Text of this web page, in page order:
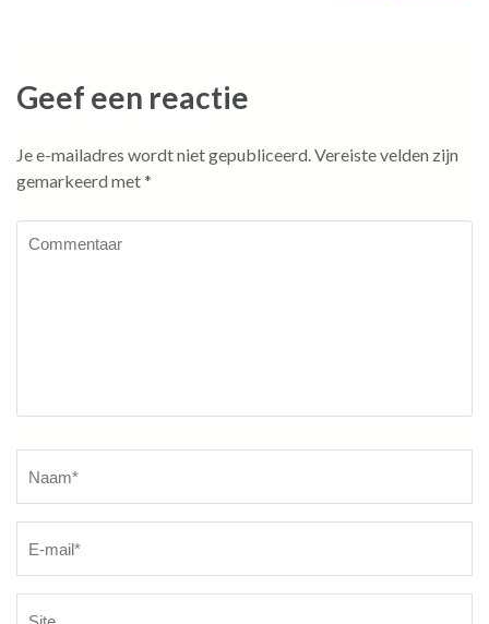
Geef een reactie
Je e-mailadres wordt niet gepubliceerd.Vereiste velden zijn
gemarkeerd met*